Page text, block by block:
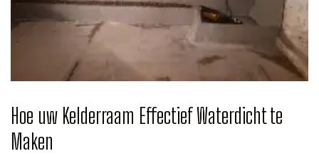
Hoe uw Kelderraam Effectief Waterdicht te
Maken